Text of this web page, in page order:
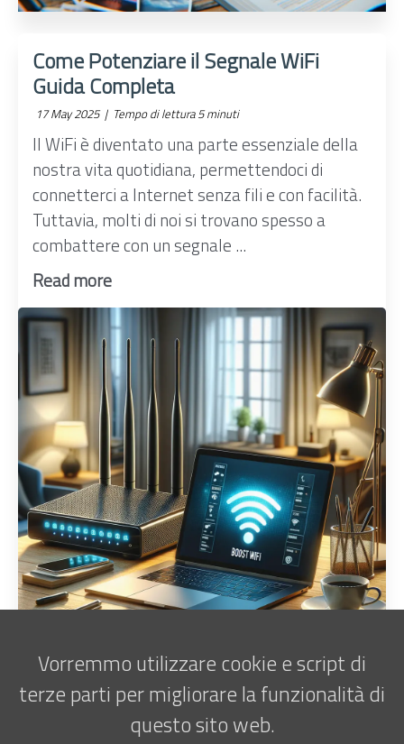
Come Potenziare il Segnale WiFi
Guida Completa
17 May 2025 | Tempo di lettura 5 minuti
Il WiFi è diventato una parte essenziale della
nostra vita quotidiana, permettendoci di
connetterci a Internet senza fili e con facilità.
Tuttavia, molti di noi si trovano spesso a
combattere con un segnale ...
Read more
Iscriviti alla newsletter
Vorremmo utilizzare cookie e script di
terze parti per migliorare la funzionalità di
questo sito web.